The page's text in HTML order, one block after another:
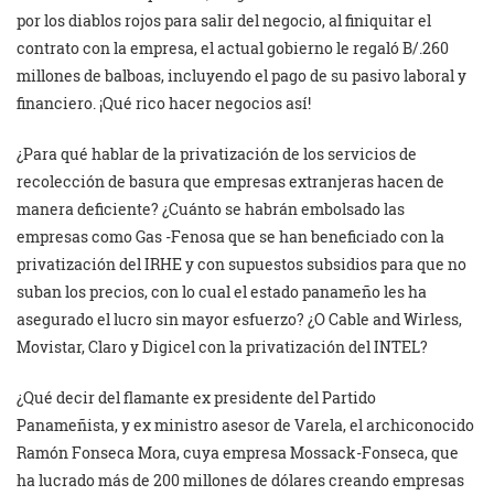
por los diablos rojos para salir del negocio, al finiquitar el
contrato con la empresa, el actual gobierno le regaló B/.260
millones de balboas, incluyendo el pago de su pasivo laboral y
financiero. ¡Qué rico hacer negocios así!
¿Para qué hablar de la privatización de los servicios de
recolección de basura que empresas extranjeras hacen de
manera deficiente? ¿Cuánto se habrán embolsado las
empresas como Gas -Fenosa que se han beneficiado con la
privatización del IRHE y con supuestos subsidios para que no
suban los precios, con lo cual el estado panameño les ha
asegurado el lucro sin mayor esfuerzo? ¿O Cable and Wirless,
Movistar, Claro y Digicel con la privatización del INTEL?
¿Qué decir del flamante ex presidente del Partido
Panameñista, y ex ministro asesor de Varela, el archiconocido
Ramón Fonseca Mora, cuya empresa Mossack-Fonseca, que
ha lucrado más de 200 millones de dólares creando empresas